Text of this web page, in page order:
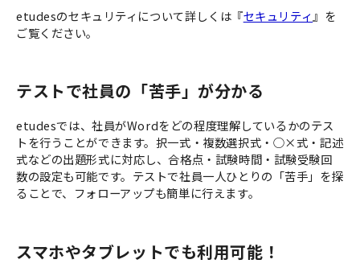
etudesのセキュリティについて詳しくは『セキュリティ 』を
ご覧ください。
テストで社員の「苦手」が分かる
etudesでは、社員がWordをどの程度理解しているかのテス
トを行うことができます。択一式・複数選択式・○×式・記述
式などの出題形式に対応し、合格点・試験時間・試験受験回
数の設定も可能です。テストで社員一人ひとりの「苦手」を探
ることで、フォローアップも簡単に行えます。
スマホやタブレットでも利用可能！